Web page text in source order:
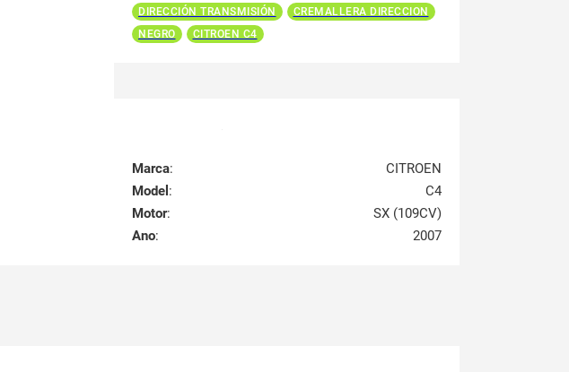
DIRECCIÓN TRANSMISIÓN
CREMALLERA DIRECCION
NEGRO
CITROEN C4
Marca:
CITROEN
Model :
C4
Motor:
SX (109CV)
Ano: 2007